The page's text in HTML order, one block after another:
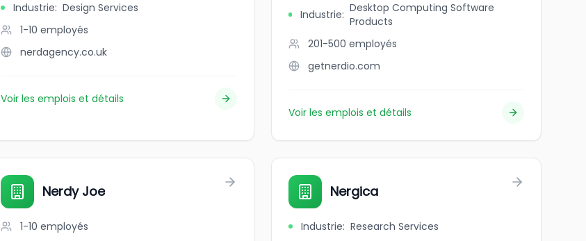
Industrie: Design Services
1-10 employés
nerdagency.co.uk
Voir les emplois et détails
Industrie: Desktop Computing Software
Products
201-500 employés
getnerdio.com
Voir les emplois et détails
Nerdy Joe
1-10 employés
Nergica
Industrie: Research Services